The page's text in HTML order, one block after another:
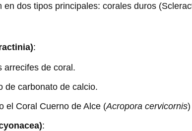
en dos tipos principales: corales duros
:
arrecifes de coral.
de carbonato de calcio.
el Coral Cuerno de Alce (Acropora cervicornis
: